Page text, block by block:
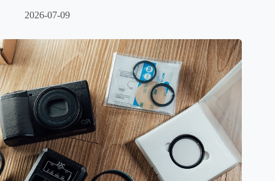
2026-07-09